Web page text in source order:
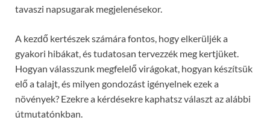
tavaszi napsugarak megjelenésekor.
A kezdő kertészek számára fontos, hogy elkerüljék a
gyakori hibákat, és tudatosan tervezzék meg kertjüket.
Hogyan válasszunk megfelelő virágokat, hogyan készítsük
elő a talajt, és milyen gondozást igényelnek ezek a
növények? Ezekre a kérdésekre kaphatsz választ az alábbi
útmutatónkban.